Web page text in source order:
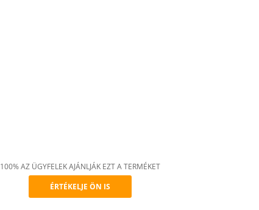
100% AZ ÜGYFELEK AJÁNLJÁK EZT A TERMÉKET
ÉRTÉKELJE ÖN IS